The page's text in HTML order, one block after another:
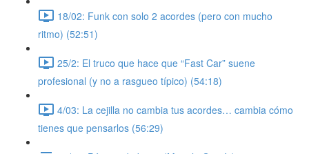
18/02: Funk con solo 2 acordes (pero con mucho
ritmo) (52:51)
25/2: El truco que hace que “Fast Car” suene
profesional (y no a rasgueo típico) (54:18)
4/03: La cejilla no cambia tus acordes… cambia cómo
tienes que pensarlos (56:29)